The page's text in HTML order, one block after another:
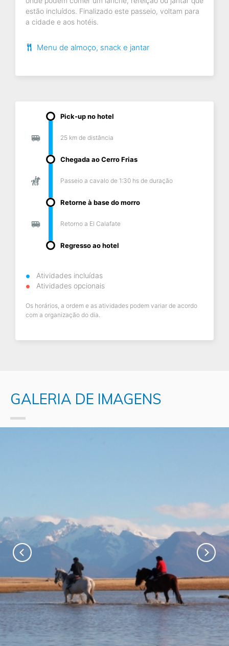
estão incluídos. Finalizado este passeio, voltam para
a cidade e aos hotéis.
Menu de almoço, snack e jantar
Pick-up no hotel
25 km de distância
Chegada ao Cerro Frias
Passeio a cavalo de 1:30 hs de duração
Retorne à base do morro
Retorno a El Calafate
Regresso ao hotel
Atividades incluídas
Atividades opcionais
Os horários, a ordem e as atividades podem variar de acordo
com a organização do dia.
GALERIA DE IMAGENS